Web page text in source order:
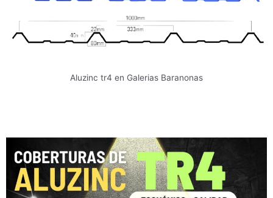
Aluzinc tr4 en Galerias Baranonas